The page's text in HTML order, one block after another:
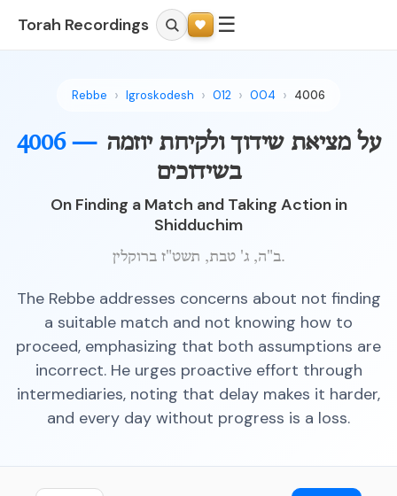
Torah Recordings ☰
Rebbe Igroskodesh 012 004 4006
4006 — על מציאת שידוך ולקיחת יוזמה
בשידוכים
On Finding a Match and Taking Action in
Shidduchim
ב"ה, ג' טבת, תשט"ז ברוקלין.
The Rebbe addresses concerns about not finding
a suitable match and not knowing how to
proceed, emphasizing that both assumptions are
incorrect. He urges proactive effort through
intermediaries, noting that delay makes it harder,
and every day without progress is a loss.